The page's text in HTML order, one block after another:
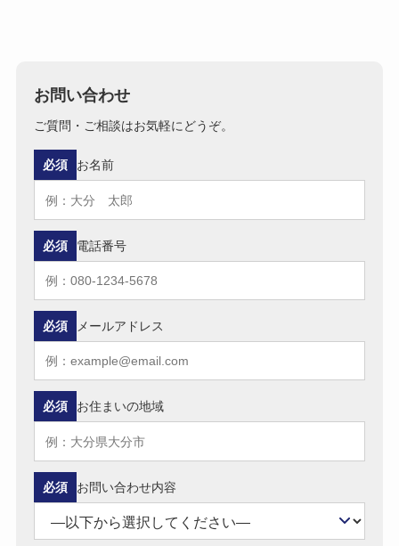
お問い合わせ
ご質問・ご相談はお気軽にどうぞ。
お名前
必須
電話番号
必須
メールアドレス
必須
お住まいの地域
必須
お問い合わせ内容
必須